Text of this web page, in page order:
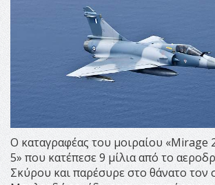
Ο καταγραφέας του μοιραίου «Mirage
5» που κατέπεσε 9 μίλια από το
Σκύρου και παρέσυρε στο θάνατο τον